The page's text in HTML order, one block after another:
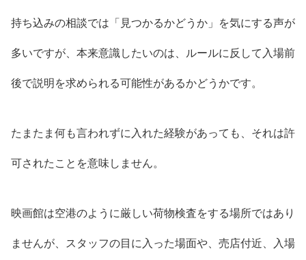
持ち込みの相談では「見つかるかどうか」を気にする声が
多いですが、本来意識したいのは、ルールに反して入場前
後で説明を求められる可能性があるかどうかです。
たまたま何も言われずに入れた経験があっても、それは許
可されたことを意味しません。
映画館は空港のように厳しい荷物検査をする場所ではあり
ませんが、スタッフの目に入った場面や、売店付近、入場